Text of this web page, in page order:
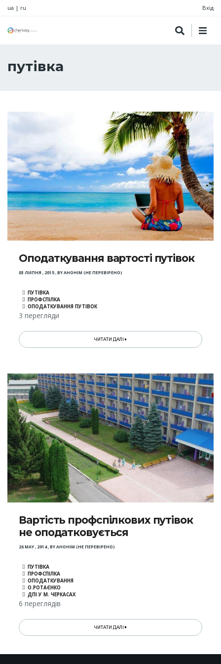
ua | ru Вхід
путівка
Оподаткування вартості путівок
03 ЛИПНЯ , 2015,BYАНОНІМ (НЕ ПЕРЕВІРЕНО)
ПУТІВКА
ПРОФСПІЛКА
ОПОДАТКУВАННЯ ПУТІВОК
3 перегляди
ЧИТАТИ ДАЛІ
Вартість профспілкових путівок
не оподатковується
26 MAY , 2014,BYАНОНІМ (НЕ ПЕРЕВІРЕНО)
ПУТІВКА
ПРОФСПІЛКА
ОПОДАТКУВАННЯ
О.РОТАЄНКО
ДПІ У М. ЧЕРКАСАХ
6 переглядів
ЧИТАТИ ДАЛІ